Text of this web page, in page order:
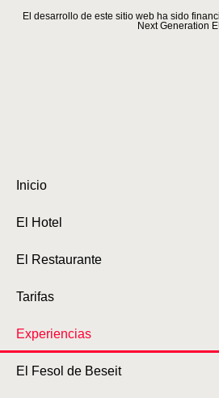
El desarrollo de este sitio web ha sido
Next Generation
Inicio
El Hotel
El Restaurante
Tarifas
Experiencias
El Fesol de Beseit